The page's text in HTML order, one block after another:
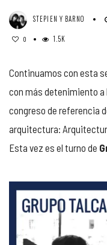
STEPIEN Y BARNO
0 1.5K
Continuamos con esta
con más detenimiento a
congreso de referencia
arquitectura:
Esta vez es el turno de